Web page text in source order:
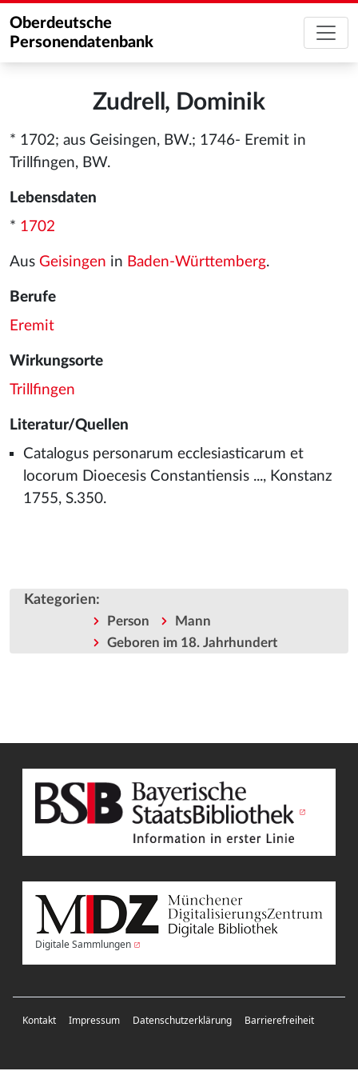
Oberdeutsche
Personendatenbank
Zudrell, Dominik
* 1702; aus Geisingen, BW.; 1746- Eremit in
Trillfingen, BW.
Lebensdaten
* 1702
Aus Geisingen in Baden-Württemberg.
Berufe
Eremit
Wirkungsorte
Trillfingen
Literatur/Quellen
Catalogus personarum ecclesiasticarum et
locorum Dioecesis Constantiensis ..., Konstanz
1755, S.350.
Kategorien:
Person
Mann
Geboren im 18. Jahrhundert
Digitale Sammlungen
Kontakt Impressum Datenschutzerklärung Barrierefreiheit